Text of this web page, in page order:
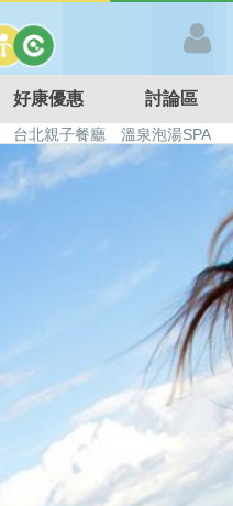
好康優惠 討論區
台北親子餐廳
溫泉泡湯SPA
日本親子景點